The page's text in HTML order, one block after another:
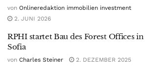
von Onlineredaktion immobilien investment
2. JUNI 2026
RPHI startet Bau des Forest Offices in
Sofia
von Charles Steiner 2. DEZEMBER 2025